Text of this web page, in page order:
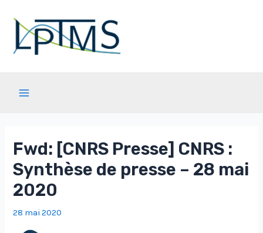
contenu
Fwd: [CNRS Presse] CNRS :
Synthèse de presse – 28 mai
2020
28 mai 2020